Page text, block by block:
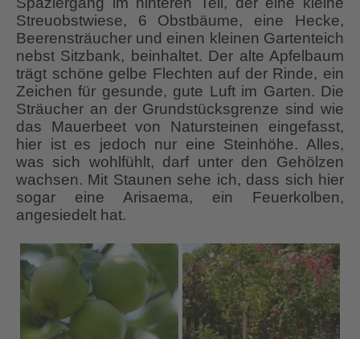
Streuobstwiese, 6 Obstbäume, eine Hecke,
Beerensträucher und einen kleinen Gartenteich
nebst Sitzbank, beinhaltet. Der alte Apfelbaum
trägt schöne gelbe Flechten auf der Rinde, ein
Zeichen für gesunde, gute Luft im Garten. Die
Sträucher an der Grundstücksgrenze sind wie
das Mauerbeet von Natursteinen eingefasst,
hier ist es jedoch nur eine Steinhöhe. Alles,
was sich wohlfühlt, darf unter den Gehölzen
wachsen. Mit Staunen sehe ich, dass sich hier
sogar eine Arisaema, ein Feuerkolben,
angesiedelt hat.